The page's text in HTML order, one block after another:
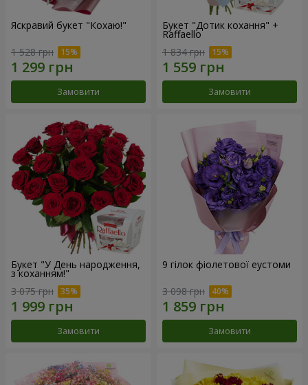
Яскравий букет "Кохаю!"
1 528 грн
Замовити
Букет "Дотик кохання" +
Raffaello
1 834 грн
Замовити
Букет "У День народження,
з коханням!"
3 075 грн
Замовити
9 гілок фіолетової еустоми
3 098 грн
Замовити